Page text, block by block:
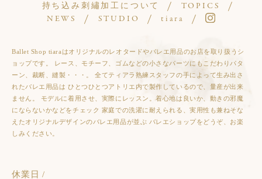
持ち込み刺繡加工について
TOPICS
NEWS
STUDIO tiara
Ballet Shop tiaraはオリジナルのレオタードやバレエ用品のお店を取り扱うシ
ョップです。 レース、モチーフ、ゴムなどの小さなパーツにもこだわりパタ
ーン、裁断、縫製・・・。 全てティアラ熟練スタッフの手によって生み出さ
れたバレエ用品は ひとつひとつアトリエ内で製作しているので、量産が出来
ません。 モデルに着用させ、実際にレッスン。着心地は良いか、動きの邪魔
にならないかなどをチェック 家庭での洗濯に耐えられる、実用性も兼ねそな
えたオリジナルデザインのバレエ用品が並ぶ バレエショップをどうぞ、お楽
しみください。
休業日 /